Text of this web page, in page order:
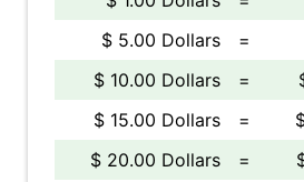
$ 5.00 Dollars
=
$ 10.00 Dollars
=
$ 15.00 Dollars
=
$ 20.00 Dollars
=